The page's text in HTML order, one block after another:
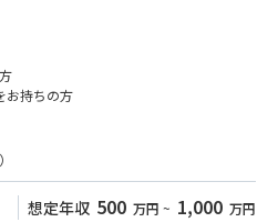
徴です。
ッシュも潤沢。与信などに関する心配も
できます。
るため、忙しくなった際も協力会社や人
でき、社員の過度な負担が減る
れます。
国型総合職』での採用があります。
勤可能性あり。
お持ちの方
想定年収 500 万円 ~ 1,000 万円